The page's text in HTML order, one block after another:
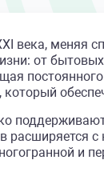
века,
от
и